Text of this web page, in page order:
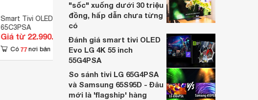
Smart Tivi OLED LG 4K 65 inch
65C3PSA
Giá từ 22.990.000 đ
Có 77 nơi bán
Smart Tivi LG 86 inch 4K
Giá từ 32.640.000 đ
Có nơi bán
"sốc" xuống dưới 30 triệu
đồng, hấp dẫn chưa từng
có
Đánh giá smart tivi OLED
Evo LG 4K 55 inch
55G4PSA
So sánh tivi LG 65G4PSA
và Samsung 65S95D - Đâu
mới là 'flagship' hàng